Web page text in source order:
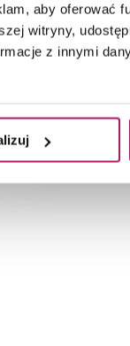
aby oferować
witryny,
z innymi
93,60
-10% od 103,80 PLN